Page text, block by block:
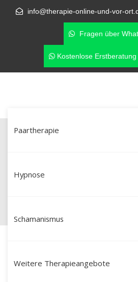
info@therapie-online-und-vor-
Fragen über
Kostenlose Erstberatung
Paartherapie
Hypnose
Schamanismus
Weitere Therapieangebote
Paartherapie in